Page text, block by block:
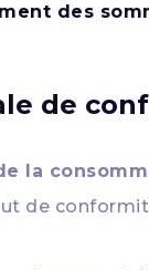
des
de
la
de